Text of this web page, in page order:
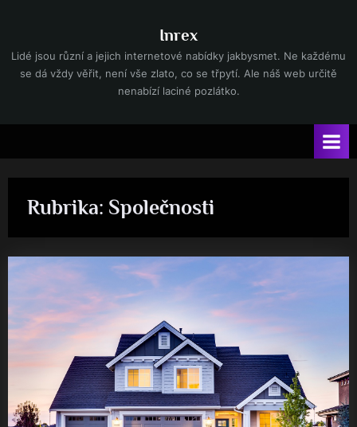
content
Inrex
Lidé jsou různí a jejich internetové nabídky jakbysmet. Ne každému
se dá vždy věřit, není vše zlato, co se třpytí. Ale náš web určitě
nenabízí laciné pozlátko.
Rubrika: Společnosti